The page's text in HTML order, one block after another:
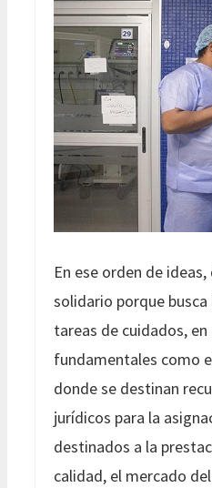
En ese orden de
solidario porque
tareas de cuidados,
fundamentales como
donde se destinan
jurídicos para la
destinados a la
calidad, el mercado